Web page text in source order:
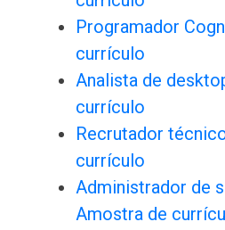
Programador
currículo
Analista de
currículo
Recrutador
currículo
Administrador de
Amostra de